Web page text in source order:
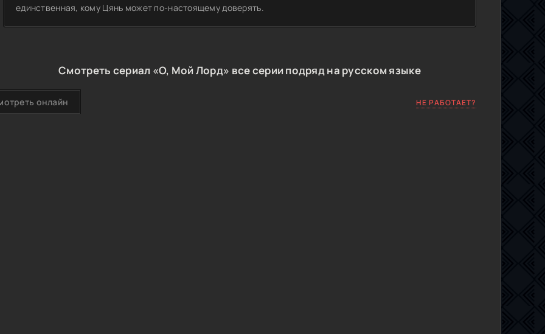
единственная, кому Цянь может по-настоящему доверять.
Смотреть сериал «О, Мой Лорд» все серии подряд на русском языке
онлайн НЕ РАБОТАЕТ?